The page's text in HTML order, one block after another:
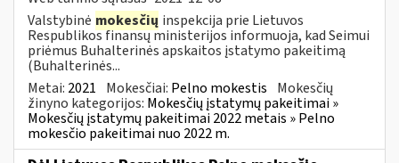
Valstybinė mokesčių inspekcija prie Lietuvos
Respublikos finansų ministerijos informuoja, kad Seimui
priėmus Buhalterinės apskaitos įstatymo pakeitimą
(Buhalterinės...
Metai: 2021 Mokesčiai: Pelno mokestis Mokesčių
žinyno kategorijos: Mokesčių įstatymų pakeitimai »
Mokesčių įstatymų pakeitimai 2022 metais » Pelno
mokesčio pakeitimai nuo 2022 m.